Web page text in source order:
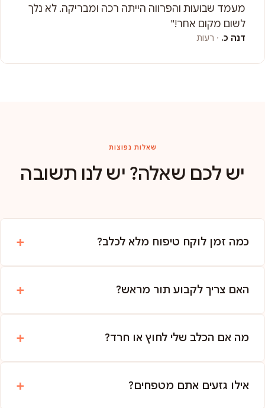
מעמד שבועות והפרווה הייתה רכה ומבריקה. לא נלך
לשום מקום אחר!"
דנה כ. · רעות
שאלות נפוצות
יש לכם שאלה? יש לנו תשובה
כמה זמן לוקח טיפוח מלא לכלב?
האם צריך לקבוע תור מראש?
מה אם הכלב שלי לחוץ או חרד?
אילו גזעים אתם מטפחים?